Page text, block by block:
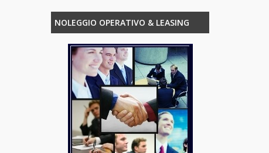
NOLEGGIO OPERATIVO & LEASING